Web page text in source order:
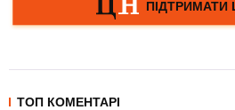
ТОП КОМЕНТАРІ